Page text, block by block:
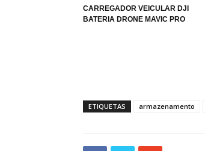
CARREGADOR VEICULAR DJI
BATERIA DRONE MAVIC PRO
ETIQUETAS armazenamento